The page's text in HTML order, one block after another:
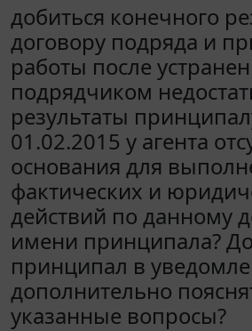
добиться конечного
договору подряда и
работы после
подрядчиком
результаты
01.02.2015 у агента
основания для
фактических и
действий по данному
имени принципала?
принципал в
дополнительно
указанные вопросы?